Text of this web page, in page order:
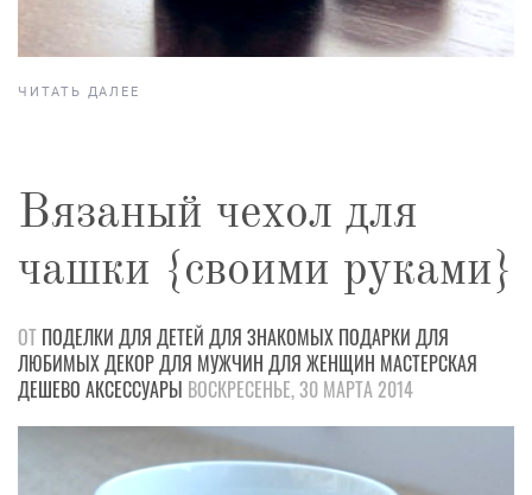
ЧИТАТЬ ДАЛЕЕ
Вязаный чехол для
чашки {своими руками}
ОТ ПОДЕЛКИ ДЛЯ ДЕТЕЙ ДЛЯ ЗНАКОМЫХ ПОДАРКИ ДЛЯ
ЛЮБИМЫХДЕКОРДЛЯ МУЖЧИН ДЛЯ ЖЕНЩИН МАСТЕРСКАЯ
ДЕШЕВО АКСЕССУАРЫ ВОСКРЕСЕНЬЕ, 30 МАРТА 2014